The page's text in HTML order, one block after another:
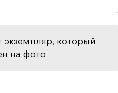
который
на фото